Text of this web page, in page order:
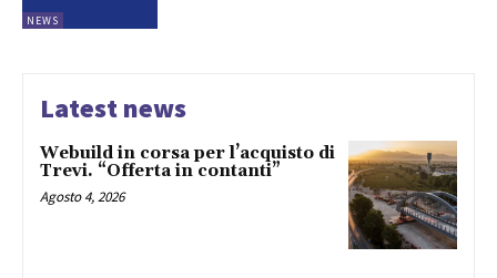
NEWS
Latest news
Webuild in corsa per l’acquisto di
Trevi. “Offerta in contanti”
Agosto 4, 2026